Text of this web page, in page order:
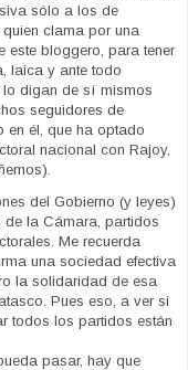
sólo a los de
clama por una
este bloggero, para tener
laica y ante todo
digan de sí mismos
seguidores de
en él, que ha optado
nacional con Rajoy,
del Gobierno (y leyes)
la Cámara, partidos
Me recuerda
una sociedad efectiva
la solidaridad de esa
Pues eso, a ver si
todos los partidos están
pasar, hay que